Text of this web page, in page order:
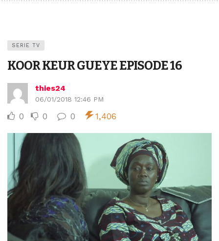
SERIE TV
KOOR KEUR GUEYE EPISODE 16
thies24
06/01/2018 12:46 PM
0 0 0 1,406